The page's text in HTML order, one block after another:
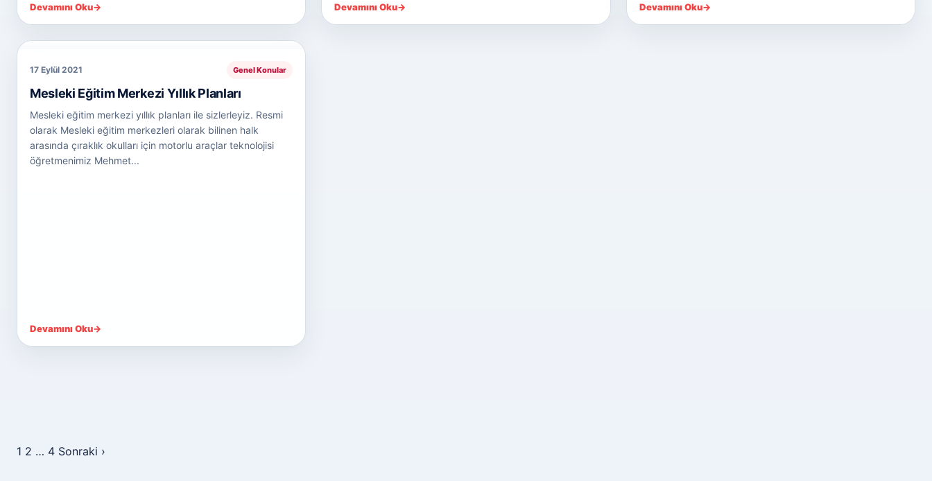
Devamını Oku→ Devamını Oku→ Devamını Oku→
17 Eylül 2021 Genel Konular
Mesleki Eğitim Merkezi Yıllık Planları
Mesleki eğitim merkezi yıllık planları ile sizlerleyiz. Resmi
olarak Mesleki eğitim merkezleri olarak bilinen halk
arasında çıraklık okulları için motorlu araçlar teknolojisi
öğretmenimiz Mehmet...
Devamını Oku→
Yazı sayfalaması
1 2 … 4 Sonraki ›